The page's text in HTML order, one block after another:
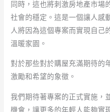
同時，這也將刺激房地產市場
社會的穩定。這是一個讓人感
人將因為這個專案而實現自己
溫暖家園。
對於那些對於購屋充滿期待的
激勵和希望的象徵。
我們期待著專案的正式實施，
機會，讓更多的年輕人能夠實